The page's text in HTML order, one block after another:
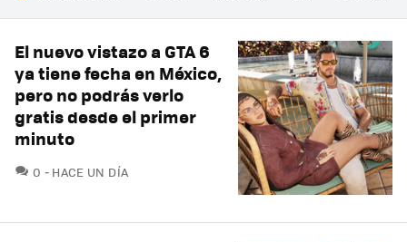
El nuevo vistazo a GTA 6
ya tiene fecha en México,
pero no podrás verlo
gratis desde el primer
minuto
0 COMENTARIOS
HACE UN DÍA